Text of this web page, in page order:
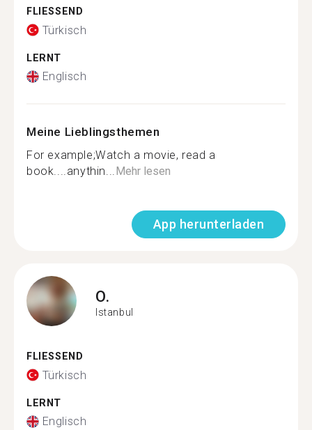
FLIESSEND
Türkisch
LERNT
Englisch
Meine Lieblingsthemen
For example;Watch a movie, read a
book....anythin...Mehr lesen
App herunterladen
O.
Istanbul
FLIESSEND
Türkisch
LERNT
Englisch